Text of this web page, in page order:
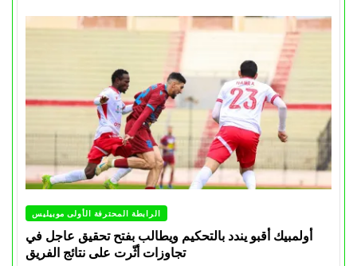
الرابطة المحترفة الأولى موبيليس
أولمبيك أقبو يندد بالتحكيم ويطالب بفتح تحقيق عاجل في
تجاوزات أثّرت على نتائج الفريق